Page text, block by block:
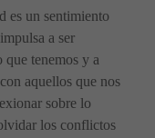
es un sentimiento
a ser
que tenemos y a
aquellos que nos
sobre lo
los conflictos